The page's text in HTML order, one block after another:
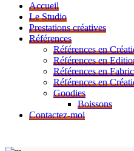
Accueil
Le Studio
Prestations créatives
Références
Références en
Références en
Références en
Références en
Goodies
Boissons
Contactez-moi